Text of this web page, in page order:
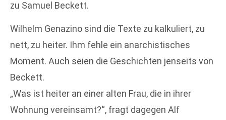
zu Samuel Beckett.
Wilhelm Genazino sind die Texte zu kalkuliert, zu
nett, zu heiter. Ihm fehle ein anarchistisches
Moment. Auch seien die Geschichten jenseits von
Beckett.
„Was ist heiter an einer alten Frau, die in ihrer
Wohnung vereinsamt?“, fragt dagegen Alf